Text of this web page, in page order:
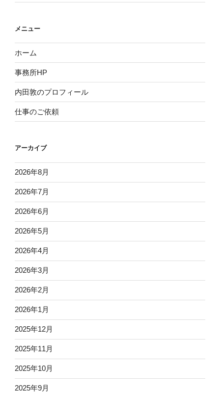
メニュー
ホーム
事務所HP
内田敦のプロフィール
仕事のご依頼
アーカイブ
2026年8月
2026年7月
2026年6月
2026年5月
2026年4月
2026年3月
2026年2月
2026年1月
2025年12月
2025年11月
2025年10月
2025年9月